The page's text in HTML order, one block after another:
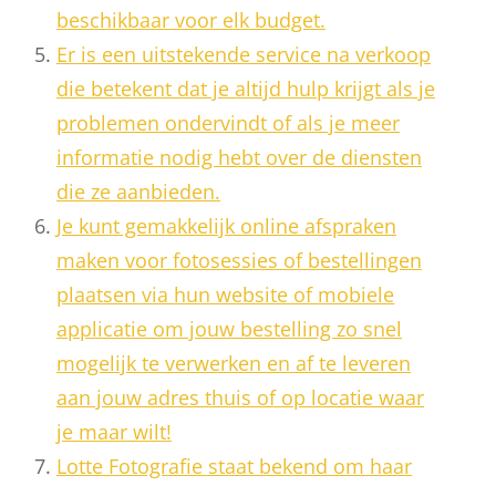
beschikbaar voor elk budget.
Er is een uitstekende service na verkoop
die betekent dat je altijd hulp krijgt als je
problemen ondervindt of als je meer
informatie nodig hebt over de diensten
die ze aanbieden.
Je kunt gemakkelijk online afspraken
maken voor fotosessies of bestellingen
plaatsen via hun website of mobiele
applicatie om jouw bestelling zo snel
mogelijk te verwerken en af te leveren
aan jouw adres thuis of op locatie waar
je maar wilt!
Lotte Fotografie staat bekend om haar